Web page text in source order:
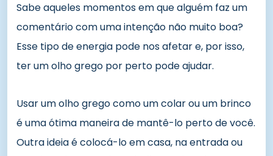
Sabe aqueles momentos em que alguém faz um
comentário com uma intenção não muito boa?
Esse tipo de energia pode nos afetar e, por isso,
ter um olho grego por perto pode ajudar.
Usar um olho grego como um colar ou um brinco
é uma ótima maneira de mantê-lo perto de você.
Outra ideia é colocá-lo em casa, na entrada ou